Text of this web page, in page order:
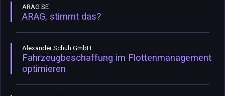
ARAG SE
ARAG, stimmt das?
Alexander Schuh GmbH
Fahrzeugbeschaffung im Flottenmanagement
optimieren